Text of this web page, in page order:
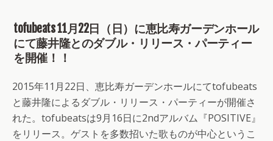
tofubeats 11月22日（日）に恵比寿ガーデンホール
にて藤井隆とのダブル・リリース・パーティー
を開催！！
2015年11月22日、恵比寿ガーデンホールにてtofubeats
と藤井隆によるダブル・リリース・パーティーが開催さ
れた。tofubeatsは9月16日に2ndアルバム『POSITIVE』
をリリース。ゲストを多数招いた歌ものが中心というこ